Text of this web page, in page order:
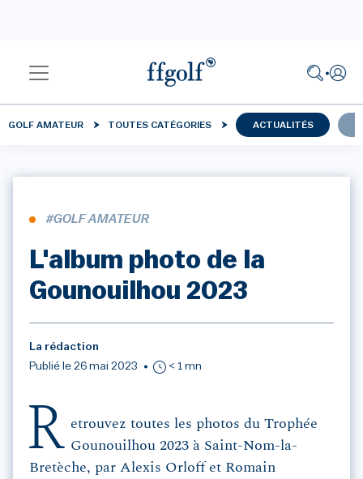
GOLF AMATEUR TOUTES CATÉGORIES ACTUALITÉS
#GOLF AMATEUR
L'album photo de la
Gounouilhou 2023
La rédaction
Publié le 26 mai 2023
< 1 mn
R etrouvez toutes les photos du Trophée
Gounouilhou 2023 à Saint-Nom-la-
Bretèche, par Alexis Orloff et Romain